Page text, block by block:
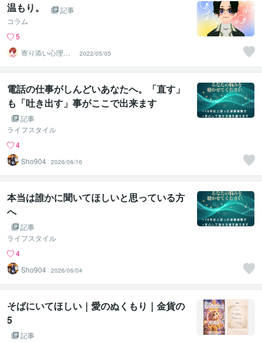
温もり。
記事
コラム
5
寄り添い心理カ
ウンセラー＠た
ゃ
2022/05/05
電話の仕事がしんどいあなたへ。「直す」
も「吐き出す」事がここで出来ます
記事
ライフスタイル
4
Sho904 2026/06/16
本当は誰かに聞いてほしいと思っている方
へ
記事
ライフスタイル
4
Sho904 2026/06/04
そばにいてほしい｜愛のぬくもり｜金貨の
5
記事